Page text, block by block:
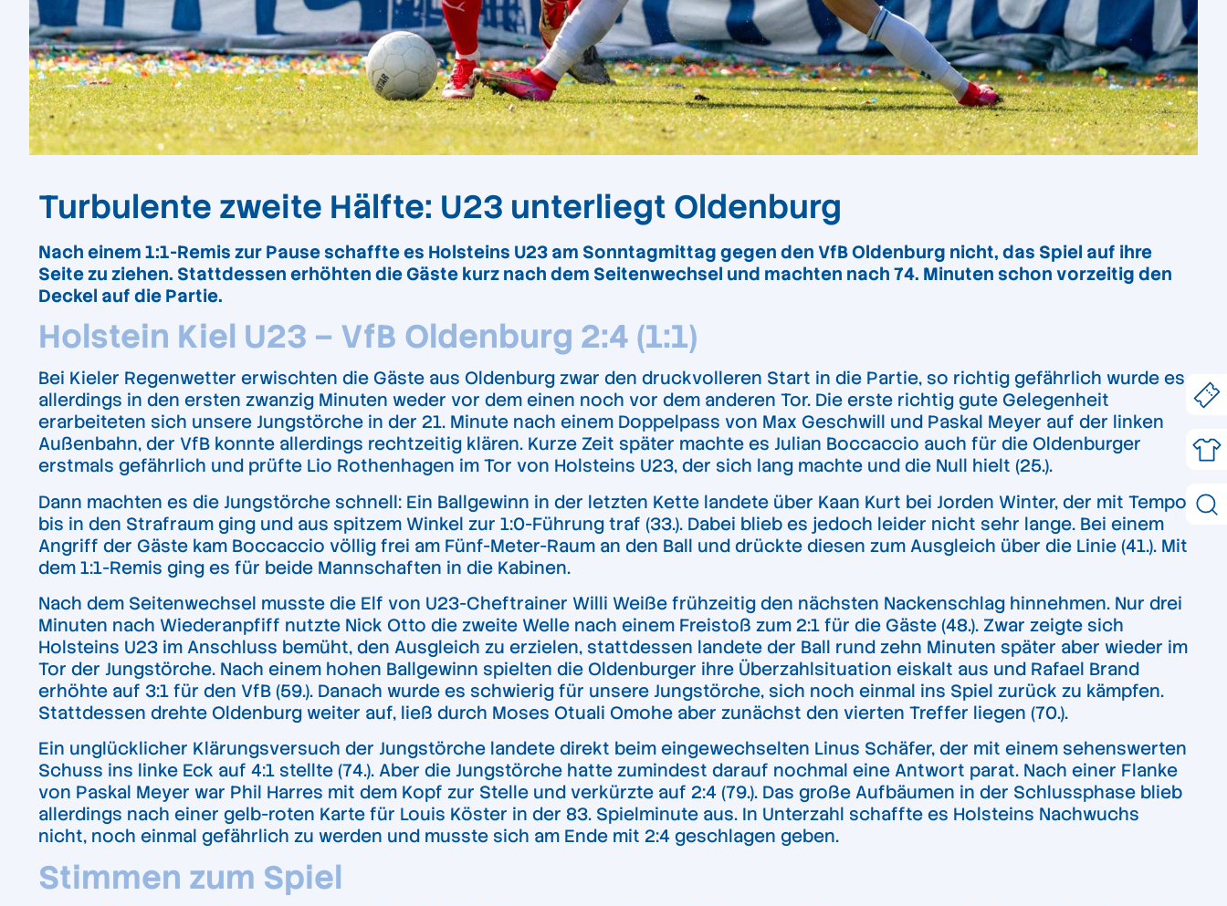
Turbulente zweite Hälfte: U23 unterliegt Oldenburg
Nach einem 1:1-Remis zur Pause schaffte es Holsteins U23 am Sonntagmittag gegen den VfB Oldenburg nicht, das Spiel auf ihre
Seite zu ziehen. Stattdessen erhöhten die Gäste kurz nach dem Seitenwechsel und machten nach 74. Minuten schon vorzeitig den
Deckel auf die Partie.
Holstein Kiel U23 – VfB Oldenburg 2:4 (1:1)
Bei Kieler Regenwetter erwischten die Gäste aus Oldenburg zwar den druckvolleren Start in die Partie, so richtig gefährlich wurde es
allerdings in den ersten zwanzig Minuten weder vor dem einen noch vor dem anderen Tor. Die erste richtig gute Gelegenheit
erarbeiteten sich unsere Jungstörche in der 21. Minute nach einem Doppelpass von Max Geschwill und Paskal Meyer auf der linken
Außenbahn, der VfB konnte allerdings rechtzeitig klären. Kurze Zeit später machte es Julian Boccaccio auch für die Oldenburger
erstmals gefährlich und prüfte Lio Rothenhagen im Tor von Holsteins U23, der sich lang machte und die Null hielt (25.).
Dann machten es die Jungstörche schnell: Ein Ballgewinn in der letzten Kette landete über Kaan Kurt bei Jorden Winter, der mit Tempo
bis in den Strafraum ging und aus spitzem Winkel zur 1:0-Führung traf (33.). Dabei blieb es jedoch leider nicht sehr lange. Bei einem
Angriff der Gäste kam Boccaccio völlig frei am Fünf-Meter-Raum an den Ball und drückte diesen zum Ausgleich über die Linie (41.). Mit
dem 1:1-Remis ging es für beide Mannschaften in die Kabinen.
Nach dem Seitenwechsel musste die Elf von U23-Cheftrainer Willi Weiße frühzeitig den nächsten Nackenschlag hinnehmen. Nur drei
Minuten nach Wiederanpfiff nutzte Nick Otto die zweite Welle nach einem Freistoß zum 2:1 für die Gäste (48.). Zwar zeigte sich
Holsteins U23 im Anschluss bemüht, den Ausgleich zu erzielen, stattdessen landete der Ball rund zehn Minuten später aber wieder im
Tor der Jungstörche. Nach einem hohen Ballgewinn spielten die Oldenburger ihre Überzahlsituation eiskalt aus und Rafael Brand
erhöhte auf 3:1 für den VfB (59.). Danach wurde es schwierig für unsere Jungstörche, sich noch einmal ins Spiel zurück zu kämpfen.
Stattdessen drehte Oldenburg weiter auf, ließ durch Moses Otuali Omohe aber zunächst den vierten Treffer liegen (70.).
Ein unglücklicher Klärungsversuch der Jungstörche landete direkt beim eingewechselten Linus Schäfer, der mit einem sehenswerten
Schuss ins linke Eck auf 4:1 stellte (74.). Aber die Jungstörche hatte zumindest darauf nochmal eine Antwort parat. Nach einer Flanke
von Paskal Meyer war Phil Harres mit dem Kopf zur Stelle und verkürzte auf 2:4 (79.). Das große Aufbäumen in der Schlussphase blieb
allerdings nach einer gelb-roten Karte für Louis Köster in der 83. Spielminute aus. In Unterzahl schaffte es Holsteins Nachwuchs
nicht, noch einmal gefährlich zu werden und musste sich am Ende mit 2:4 geschlagen geben.
Stimmen zum Spiel